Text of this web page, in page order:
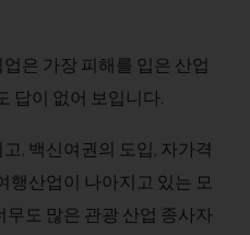
은 가장 피해를 입은 산업
답이 없어 보입니다.
, 백신여권의 도입, 자가격
행산업이 나아지고 있는 모
도 많은 관광 산업 종사자